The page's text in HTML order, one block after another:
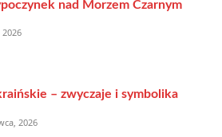
nad Morzem Czarnym
2026
– zwyczaje i symbolika
2026